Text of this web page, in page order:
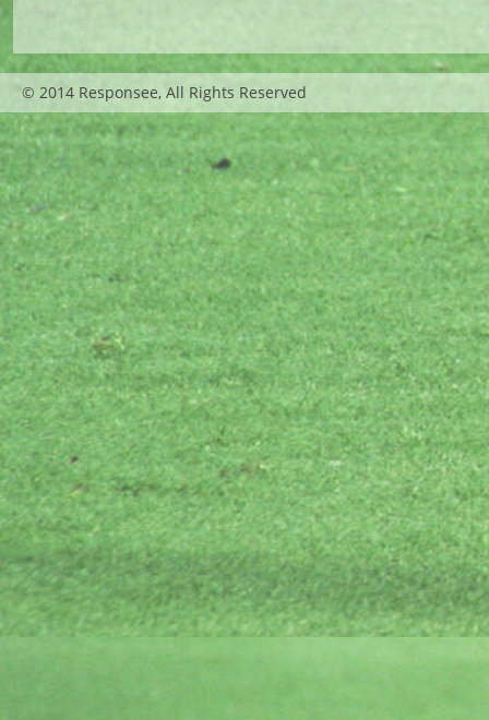
© 2014 Responsee, All Rights Reserved